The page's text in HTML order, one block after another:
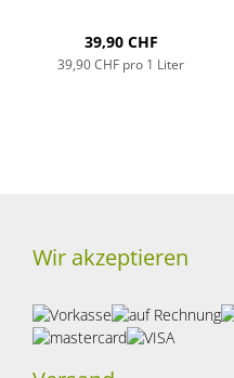
39,90 CHF
39,90 CHF pro 1 Liter
Wir akzeptieren